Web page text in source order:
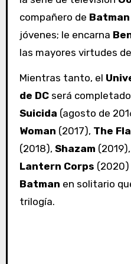
compañero de Batman
jóvenes; le encarna
las mayores virtudes
Mientras tanto, el
de DCserá
Suicida (agosto de
Woman (2017), The
(2018), Shazam (2019),
Lantern Corps (2020)
Batman en solitario
trilogía.